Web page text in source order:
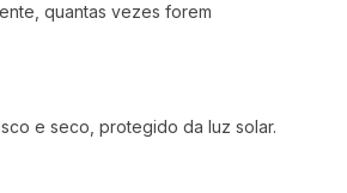
quantas vezes forem
e seco, protegido da luz solar.